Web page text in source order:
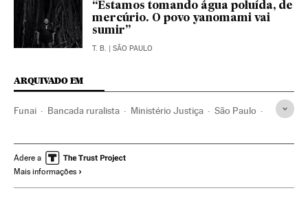
“Estamos tomando água poluída, de
mercúrio. O povo yanomami vai
sumir”
T. B. | SÃO PAULO
ARQUIVADO EM
Funai Bancada ruralista Ministério Justiça São Paulo
Bancada BBB Geraldo Alckmin
Adere a
Mais informações